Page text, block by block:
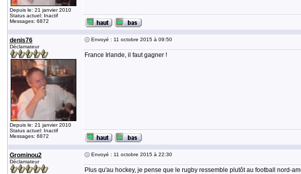
Depuis le: 21 janvier 2010
Status actuel: Inactif
Messages: 6872
denis76
Déclamateur
Depuis le: 21 janvier 2010
Status actuel: Inactif
Messages: 6872
Envoyé : 11 octobre 2015 à 09:50
France Irlande, il faut gagner !
Grominou2
Déclamateur
Envoyé : 11 octobre 2015 à 22:30
Plus qu'au hockey, je pense que le rugby ressemble plutôt au football nord-